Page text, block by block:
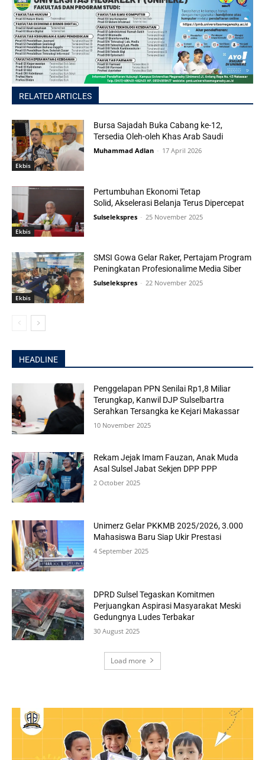
RELATED ARTICLES
Ekbis
Bursa Sajadah Buka Cabang ke-12,
Tersedia Oleh-oleh Khas Arab Saudi
Muhammad Adlan - 17 April 2026
Ekbis
Pertumbuhan Ekonomi Tetap
Solid, Akselerasi Belanja Terus Dipercepat
Sulselekspres - 25 November 2025
Ekbis
SMSI Gowa Gelar Raker, Pertajam Program
Peningkatan Profesionalime Media Siber
Sulselekspres - 22 November 2025
HEADLINE
Penggelapan PPN Senilai Rp1,8 Miliar
Terungkap, Kanwil DJP Sulselbartra
Serahkan Tersangka ke Kejari Makassar
10 November 2025
Rekam Jejak Imam Fauzan, Anak Muda
Asal Sulsel Jabat Sekjen DPP PPP
2 October 2025
Unimerz Gelar PKKMB 2025/2026, 3.000
Mahasiswa Baru Siap Ukir Prestasi
4 September 2025
DPRD Sulsel Tegaskan Komitmen
Perjuangkan Aspirasi Masyarakat Meski
Gedungnya Ludes Terbakar
30 August 2025
Load more